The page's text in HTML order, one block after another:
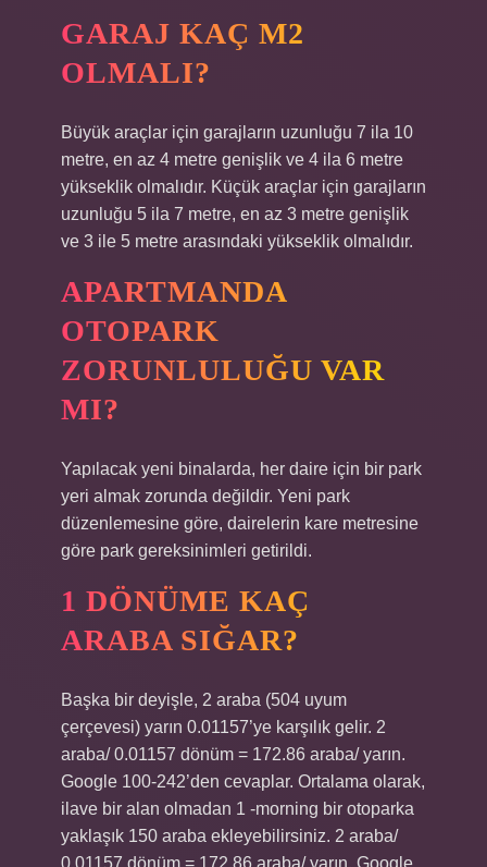
GARAJ KAÇ M2
OLMALI?
Büyük araçlar için garajların uzunluğu 7 ila 10
metre, en az 4 metre genişlik ve 4 ila 6 metre
yükseklik olmalıdır. Küçük araçlar için garajların
uzunluğu 5 ila 7 metre, en az 3 metre genişlik
ve 3 ile 5 metre arasındaki yükseklik olmalıdır.
APARTMANDA
OTOPARK
ZORUNLULUĞU VAR
MI?
Yapılacak yeni binalarda, her daire için bir park
yeri almak zorunda değildir. Yeni park
düzenlemesine göre, dairelerin kare metresine
göre park gereksinimleri getirildi.
1 DÖNÜME KAÇ
ARABA SIĞAR?
Başka bir deyişle, 2 araba (504 uyum
çerçevesi) yarın 0.01157’ye karşılık gelir. 2
araba/ 0.01157 dönüm = 172.86 araba/ yarın.
Google 100-242’den cevaplar. Ortalama olarak,
ilave bir alan olmadan 1 -morning bir otoparka
yaklaşık 150 araba ekleyebilirsiniz. 2 araba/
0.01157 dönüm = 172.86 araba/ yarın. Google